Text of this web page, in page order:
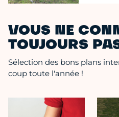
VOUS NE
TOUJOURS
Sélection des bons plans
coup toute l'année !